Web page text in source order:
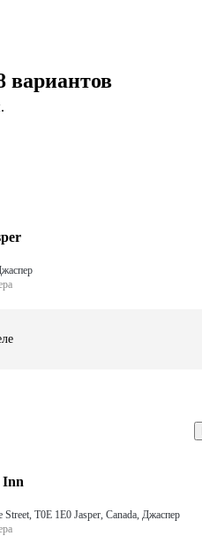
вариантов
Inn
T0E 1E0 Jasper, Canada, Джаспер